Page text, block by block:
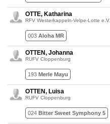
OTTE, Katharina
RFV Westerkappeln-Velpe-Lotte e.V.
003 Aloha MR
OTTEN, Johanna
RUFV Cloppenburg
193 Merle Mayu
OTTEN, Luisa
RUFV Cloppenburg
024 Bitter Sweet Symphony 5